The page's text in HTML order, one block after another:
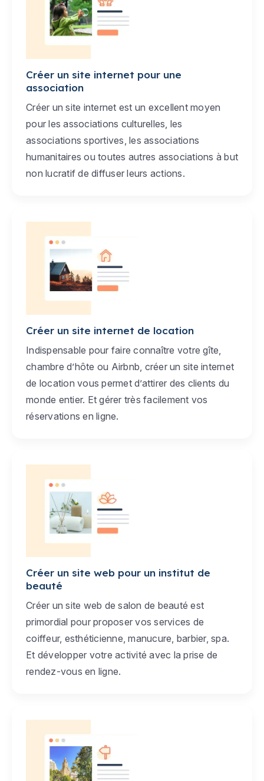
Créer un site internet pour une
association
Créer un site internet est un excellent moyen
pour les associations culturelles, les
associations sportives, les associations
humanitaires ou toutes autres associations à but
non lucratif de diffuser leurs actions.
Créer un site internet de location
Indispensable pour faire connaître votre gîte,
chambre d’hôte ou Airbnb, créer un site internet
de location vous permet d’attirer des clients du
monde entier. Et gérer très facilement vos
réservations en ligne.
Créer un site web pour un institut de
beauté
Créer un site web de salon de beauté est
primordial pour proposer vos services de
coiffeur, esthéticienne, manucure, barbier, spa.
Et développer votre activité avec la prise de
rendez-vous en ligne.